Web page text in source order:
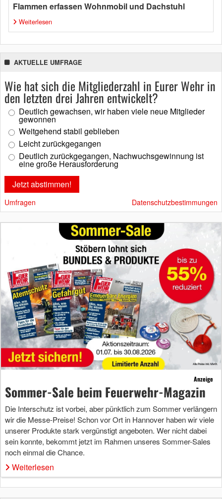
Flammen erfassen Wohnmobil und Dachstuhl
Weiterlesen
AKTUELLE UMFRAGE
Wie hat sich die Mitgliederzahl in Eurer Wehr in
den letzten drei Jahren entwickelt?
Deutlich gewachsen, wir haben viele neue Mitglieder
gewonnen
Weitgehend stabil geblieben
Leicht zurückgegangen
Deutlich zurückgegangen, Nachwuchsgewinnung ist
eine große Herausforderung
Umfragen Datenschutzbestimmungen
Anzeige
Sommer-Sale beim Feuerwehr-Magazin
Die Interschutz ist vorbei, aber pünktlich zum Sommer verlängern
wir die Messe-Preise! Schon vor Ort in Hannover haben wir viele
unserer Produkte stark vergünstigt angeboten. Wer nicht dabei
sein konnte, bekommt jetzt im Rahmen unseres Sommer-Sales
noch einmal die Chance.
Weiterlesen